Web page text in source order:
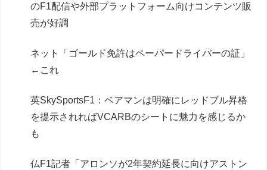
のF1配信や外部プラットフォーム向けコンテンツ販
売が好調
ネット「ゴールド免許はペーパードライバーの証」
←これ
英SkySportsF1：ベアマンは明確にレッドブル昇格
を提示されればVCARBのシートに魅力を感じるか
も
仏F1記者「アロンソが2年契約延長に向けアストン